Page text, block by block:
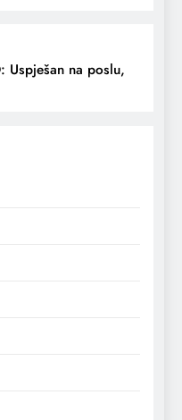
Uspješan na poslu,